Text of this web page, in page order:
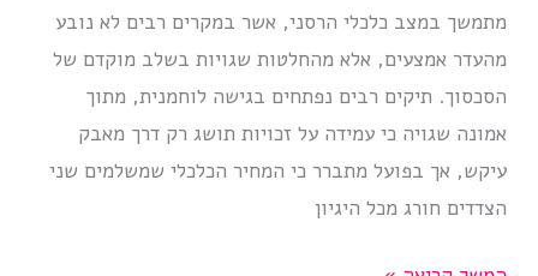
מתמשך במצב כלכלי הרסני, אשר במקרים רבים לא נובע
מהעדר אמצעים, אלא מהחלטות שגויות בשלב מוקדם של
הסכסוך. תיקים רבים נפתחים בגישה לוחמנית, מתוך
אמונה שגויה כי עמידה על זכויות תושג רק דרך מאבק
עיקש, אך בפועל מתברר כי המחיר הכלכלי שמשלמים שני
הצדדים חורג מכל היגיון